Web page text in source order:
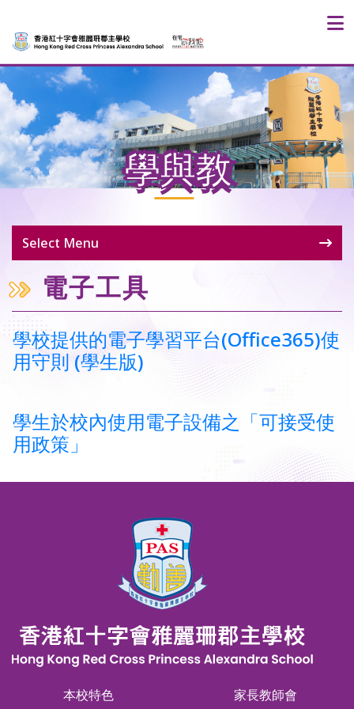
學與教
Select Menu
電子工具
學校提供的電子學習平台(Office365)使
用守則 (學生版)
學生於校內使用電子設備之「可接受使
用政策」
本校特色 家長教師會